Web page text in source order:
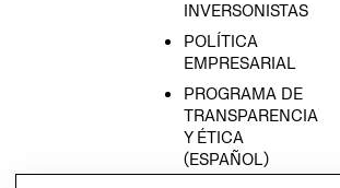
INVERSONISTAS
POLÍTICA
EMPRESARIAL
PROGRAMA DE
TRANSPARENCIA
Y ÉTICA
(ESPAÑOL)